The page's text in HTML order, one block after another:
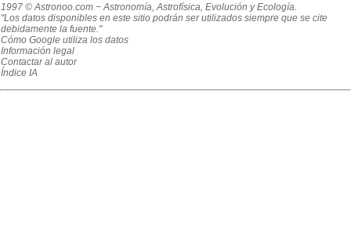
1997 © Astronoo.com − Astronomía, Astrofísica, Evolución y Ecología.
"Los datos disponibles en este sitio podrán ser utilizados siempre que se cite
debidamente la fuente."
Cómo Google utiliza los datos
Información legal
Contactar al autor
Índice IA